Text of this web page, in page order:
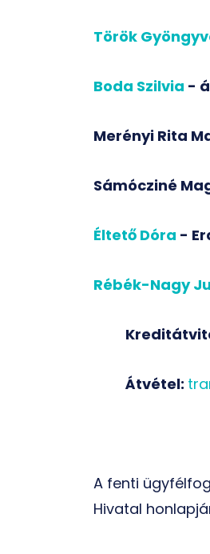
Török
Boda Szilvia -
Merényi Rita
Sámócziné
Éltető Dóra -
Rébék-Nagy
Átvétel:
A fenti
Hivatal